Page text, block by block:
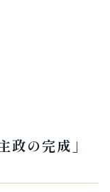
政の完成」